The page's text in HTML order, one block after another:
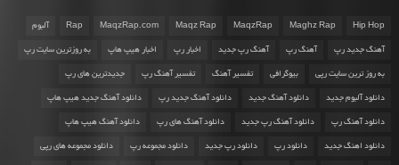
Hip Hop
Maghz Rap
MaqzRap
Maqz Rap
MaqzRap.com
Rap آلبوم
آهنگ جدید رپ آهنگ رپ آهنگ رپ جدید اخبار رپ اخبار هیپ هاپ به روزترین سایت رپ
به روز ترین سایت رپی بیوگرافی تفسیر آهنگ تفسیر آهنگ رپ جدیدترین های رپ
دانلود آلبوم جدید دانلود آهنگ جدید دانلود آهنگ جدید رپ دانلود آهنگ جدید هیپ هاپ
دانلود آهنگ رپ دانلود آهنگ رپ جدید دانلود آهنگ های رپ دانلود آهنگ هیپ هاپ
دانلود اهنگ جدید دانلود رپ دانلود رپ جدید دانلود مجموعه رپ دانلود مجموعه های رپی